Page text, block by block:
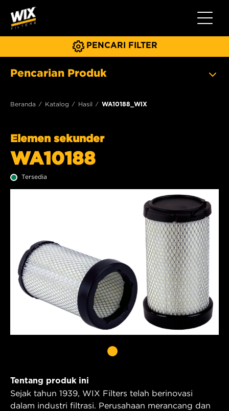
Beralih
PENCARI FILTER
Pencarian Produk
Beranda Katalog Hasil WA10188_WIX
Elemen sekunder
WA10188
Tersedia
Tentang produk ini
Sejak tahun 1939, WIX Filters telah berinovasi
dalam industri filtrasi. Perusahaan merancang dan